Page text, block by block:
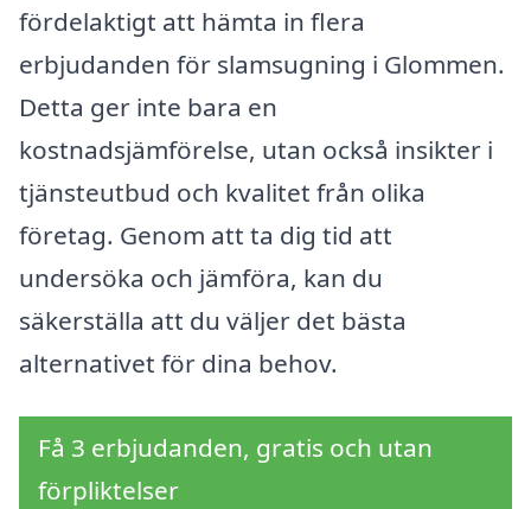
fördelaktigt att hämta in flera
erbjudanden för slamsugning i Glommen.
Detta ger inte bara en
kostnadsjämförelse, utan också insikter i
tjänsteutbud och kvalitet från olika
företag. Genom att ta dig tid att
undersöka och jämföra, kan du
säkerställa att du väljer det bästa
alternativet för dina behov.
Få 3 erbjudanden, gratis och utan
förpliktelser